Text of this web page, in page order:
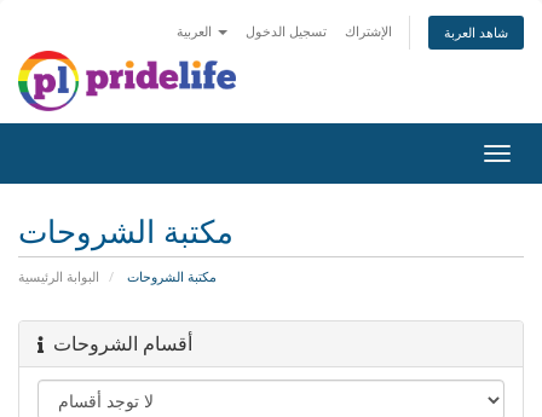
تسجيل الدخول الإشتراك شاهد العربة
مكتبة الشروحات
البوابة الرئيسية مكتبة الشروحات
أقسام الشروحات